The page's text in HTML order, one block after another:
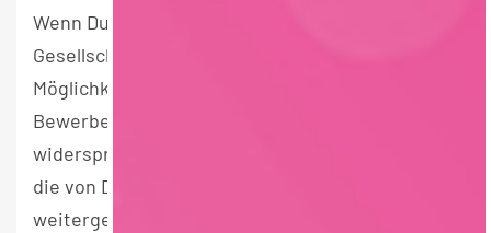
Wenn Du dich nur bei einer der genannten
Gesellschaften bewerben möchtest, hast Du die
Möglichkeit der Verarbeitung Deiner
Bewerberdaten durch die andere Gesellschaft zu
widersprechen. Deine Bewerbung wird dann an
die von Dir gewünschte Gesellschaft
weitergeleitet. Deinen Widerspruch richtest Du